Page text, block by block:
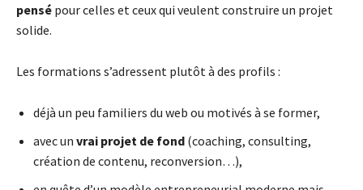
pensé pour celles et ceux qui veulent construire un projet
solide.
Les formations s’adressent plutôt à des profils :
déjà un peu familiers du web ou motivés à se former,
avec un vrai projet de fond (coaching, consulting,
création de contenu, reconversion…),